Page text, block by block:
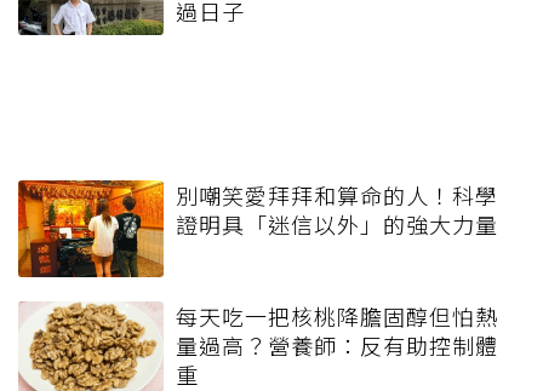
過日子
別嘲笑愛拜拜和算命的人！科學
證明具「迷信以外」的強大力量
每天吃一把核桃降膽固醇但怕熱
量過高？營養師：反有助控制體
重